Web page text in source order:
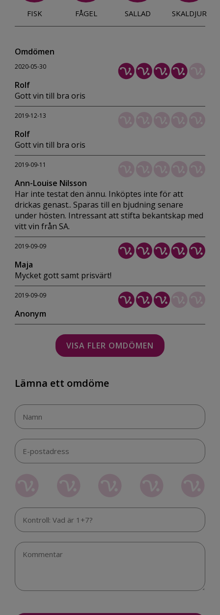
FISK FÅGEL SALLAD SKALDJUR
Omdömen
2020-05-30
Rolf
Gott vin till bra oris
2019-12-13
Rolf
Gott vin till bra oris
2019-09-11
Ann-Louise Nilsson
Har inte testat den ännu. Inköptes inte för att
drickas genast.. Sparas till en bjudning senare
under hösten. Intressant att stifta bekantskap med
vitt vin från SA.
2019-09-09
Maja
Mycket gott samt prisvärt!
2019-09-09
Anonym
VISA FLER OMDÖMEN
Lämna ett omdöme